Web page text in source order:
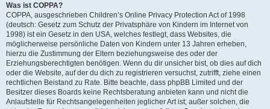
Was ist COPPA?
COPPA, ausgeschrieben Children’s Online Privacy Protection Act of 1998
(deutsch: Gesetz zum Schutz der Privatsphäre von Kindern im Internet von
1998) ist ein Gesetz in den USA, welches festlegt, dass Websites, die
möglicherweise persönliche Daten von Kindern unter 13 Jahren erheben,
hierzu die Zustimmung der Eltern beziehungsweise des oder der
Erziehungsberechtigten benötigen. Wenn du dir unsicher bist, ob dies auf dich
oder die Website, auf der du dich zu registrieren versuchst, zutrifft, ziehe einen
rechtlichen Beistand zu Rate. Bitte beachte, dass phpBB Limited und der
Besitzer dieses Boards keine Rechtsberatung anbieten kann und nicht die
Anlaufstelle für Rechtsangelegenheiten jeglicher Art ist; außer solchen, die